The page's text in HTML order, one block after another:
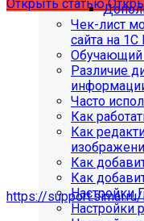
Открыть статью
Мы подготовили чек-
https://
Чек-лист
сайта на 1С
Обучающий
Различие
Часто
Как
Как
Как
Как
Настройки
Настройки